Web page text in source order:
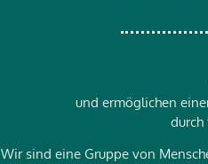
und ermöglichen
Wir sind eine Gruppe von